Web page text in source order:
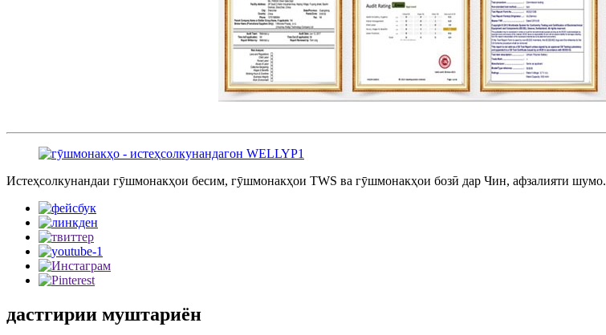
Истеҳсолкунандаи гӯшмонакҳои бесим, гӯшмонакҳои TWS ва гӯшмонакҳои бозӣ дар Чин, афзалияти шумо.
дастгирии муштариён